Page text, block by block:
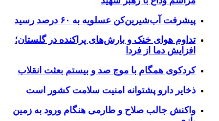
پیشرفت آب‌شیرین‌کن عسلویه به ۶۰ درصد رسید
تداوم هوای خنک و بارش‌های پراکنده در گلستان؛
افزایش دما از فردا
کردکوی همگام با موج صد و بیستم بعثت انقلاب
ذخایر دارو پشتوانه امنیت سلامت کشور است
واکنش جالب صلاح و طارمی هنگام ورود به زمین